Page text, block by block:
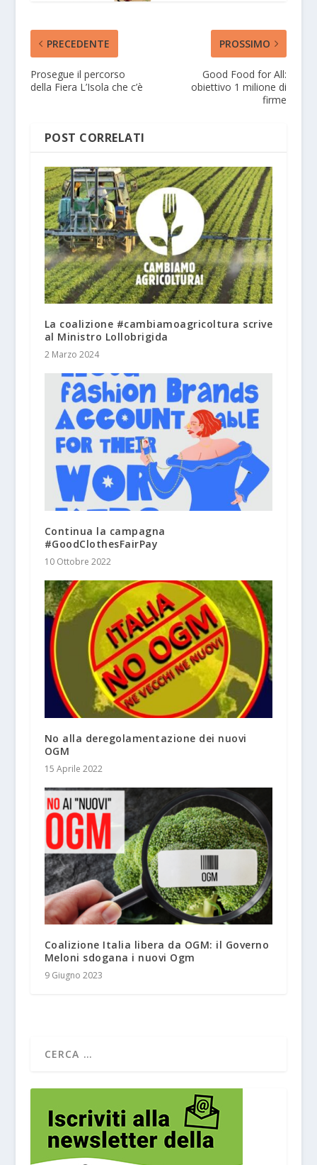
PRECEDENTE
Prosegue il percorso
della Fiera L’Isola che c’è
PROSSIMO
Good Food for All:
obiettivo 1 milione di
firme
POST CORRELATI
La coalizione #cambiamoagricoltura scrive
al Ministro Lollobrigida
2 Marzo 2024
Continua la campagna
#GoodClothesFairPay
10 Ottobre 2022
No alla deregolamentazione dei nuovi
OGM
15 Aprile 2022
Coalizione Italia libera da OGM: il Governo
Meloni sdogana i nuovi Ogm
9 Giugno 2023